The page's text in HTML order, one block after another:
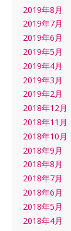
2019年8月
2019年7月
2019年6月
2019年5月
2019年4月
2019年3月
2019年2月
2018年12月
2018年11月
2018年10月
2018年9月
2018年8月
2018年7月
2018年6月
2018年5月
2018年4月